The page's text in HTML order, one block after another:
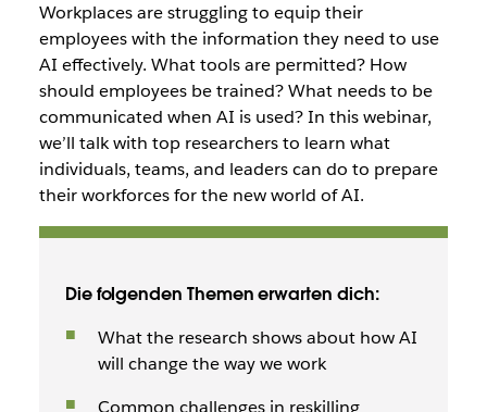
Workplaces are struggling to equip their
employees with the information they need to use
AI effectively. What tools are permitted? How
should employees be trained? What needs to be
communicated when AI is used? In this webinar,
we’ll talk with top researchers to learn what
individuals, teams, and leaders can do to prepare
their workforces for the new world of AI.
Die folgenden Themen erwarten dich:
What the research shows about how AI
will change the way we work
Common challenges in reskilling